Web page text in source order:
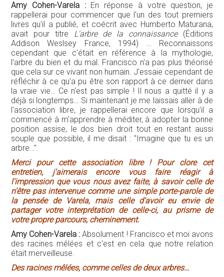
Amy Cohen-Varela :En réponse à votre question, je
rappellerai pour commencer que l'un des tout premiers
livres qu'il a publié, et coécrit avec Humberto Maturana,
avait pour titre L'arbre de la connaissance(Éditions
Addison Weslsey France, 1994) … Reconnaissons
cependant que c'était en référence à la mythologie,
l'arbre du bien et du mal. Francisco n'a pas plus théorisé
que cela sur ce vivant non humain. J'essaie cependant de
réfléchir à ce qu'a pu être son rapport à ce dernier dans
la vraie vie… Ce n'est pas simple ! Il nous a quitté il y a
déjà si longtemps… Si maintenant je me laissais aller à de
l'association libre, je rappellerai encore que lorsqu'il a
commencé à m'apprendre à méditer, à adopter la bonne
position assise, le dos bien droit tout en restant aussi
souple que possible, il me disait : "Imagine que tu es un
arbre…".
Merci pour cette association libre ! Pour clore cet
entretien, j'aimerais encore vous faire réagir à
l'impression que vous nous avez faite, à savoir celle de
n'être pas intervenue comme une simple porte-parole de
la pensée de Varela, mais celle d'avoir eu envie de
partager votre interprétation de celle-ci, au prisme de
votre propre parcours, cheminement.
Amy Cohen-Varela : Absolument ! Francisco et moi avons
des racines mêlées et c'est en cela que notre relation
était merveilleuse.
Des racines mêlées, comme celles de deux arbres…